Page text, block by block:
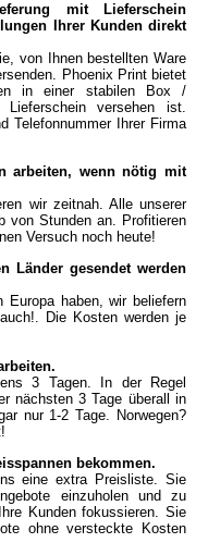
mit Lieferschein
Ihrer Kunden direkt
von Ihnen bestellten Ware
Phoenix Print bietet
in einer stabilen Box /
versehen ist.
Telefonnummer Ihrer Firma
arbeiten, wenn nötig mit
wir zeitnah. Alle unserer
von Stunden an. Profitieren
Versuch noch heute!
Länder gesendet werden
haben, wir beliefern
Die Kosten werden je
3 Tagen. In der Regel
nächsten 3 Tage überall in
nur 1-2Tage. Norwegen?
bekommen.
eine extra Preisliste. Sie
einzuholen und zu
Kunden fokussieren. Sie
ohneversteckte Kosten